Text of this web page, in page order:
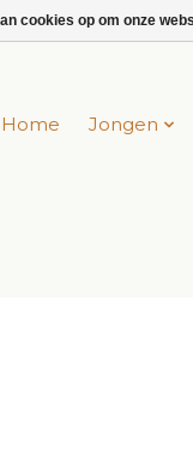
Home Jongen
cookies op om onze